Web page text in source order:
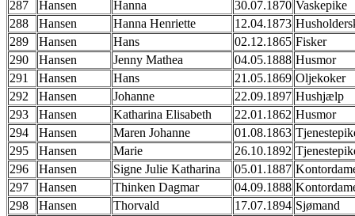
287
Hansen Hanna 30.07.1870 Vaskepike
288
Hansen Hanna Henriette 12.04.1873
289
Hansen Hans 02.12.1865 Fisker
290
Hansen Jenny Mathea 04.05.1888 Husmor
291
Hansen Hans 21.05.1869 Oljekoker
292
Hansen Johanne 22.09.1897 Hushjælp
293
Hansen Katharina Elisabeth 22.01.1862 Husmor
294
Hansen Maren Johanne 01.08.1863
295
Hansen Marie 26.10.1892
296
Hansen Signe Julie Katharina 05.01.1887
297
Hansen Thinken Dagmar 04.09.1888
298
Hansen Thorvald 17.07.1894 Sjømand